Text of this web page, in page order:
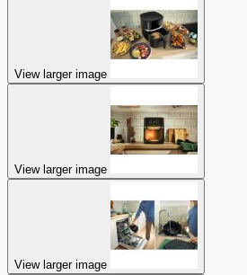
View larger image
View larger image
View larger image